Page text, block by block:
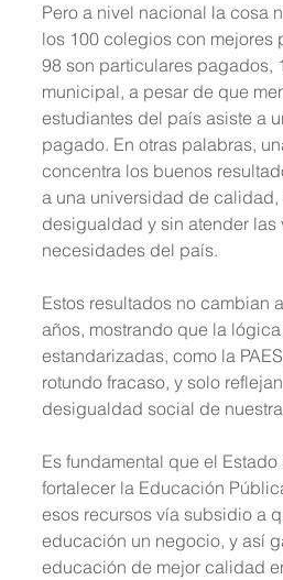
Pero a nivel nacional la cosa
los 100 colegios con mejores
98 son particulares pagados,
municipal, a pesar de que
estudiantes del país asiste a
pagado. En otras palabras,
concentra los buenos
a una universidad de
desigualdad y sin atender las
necesidades del país.
Estos resultados no cambian
años, mostrando que la
estandarizadas, como la
rotundo fracaso, y solo
desigualdad social de
Es fundamental que el
fortalecer la Educación
esos recursos vía subsidio a
educación un negocio, y así
educación de mejor calidad